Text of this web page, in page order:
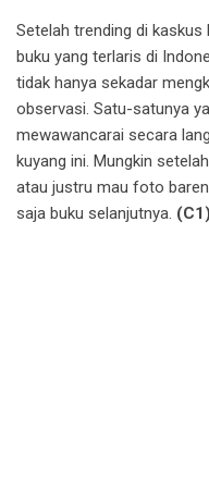
Setelah trending di kaskus
buku yang terlaris di
tidak hanya sekadar
observasi. Satu-satunya
mewawancarai secara
kuyang ini. Mungkin
atau justru mau foto
saja buku selanjutnya. (C1)